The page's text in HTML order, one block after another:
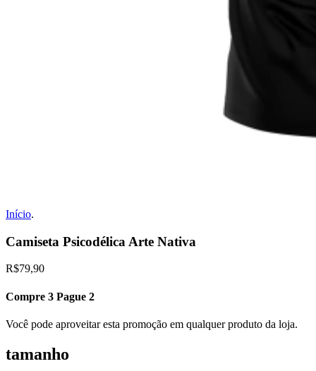
Início.
Camiseta Psicodélica Arte Nativa
R$79,90
Compre 3 Pague 2
Você pode aproveitar esta promoção em qualquer produto da loja.
tamanho